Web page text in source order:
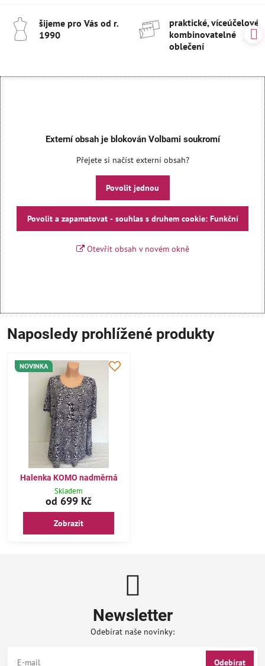
šijeme pro Vás od r​.
1990
praktické, víceúčelové
kombinovatelné
oblečení
Externí obsah je blokován Volbami soukromí
Přejete si načíst externí obsah?
Povolit jednou
Povolit a zapamatovat - souhlas s druhem cookie: Funkční
Otevřít obsah v novém okně
Naposledy prohlížené produkty
NOVINKA
Halenka KOMO nadměrná
Skladem
od 699 Kč
Zobrazit
Newsletter
Odebírat naše novinky:
Odebírat